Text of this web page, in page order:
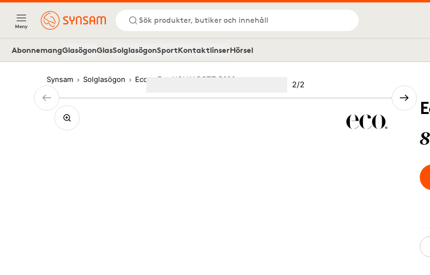
Meny
Sök produkter, butiker och innehåll
AbonnemangGlasögonGlasSolglasögonSportKontaktlinserHörsel
Synsam Solglasögon Eco Eco HOLLY DPTT 5620 Bild
2/2
(Current image)